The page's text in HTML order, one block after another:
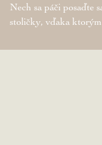
Nech sa páči posaďte
stoličky, vďaka